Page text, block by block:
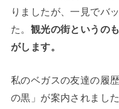
りましたが、一見でバ
た。 観光の街というの
がします。
私のベガスの友達の履
の黒」が案内されまし